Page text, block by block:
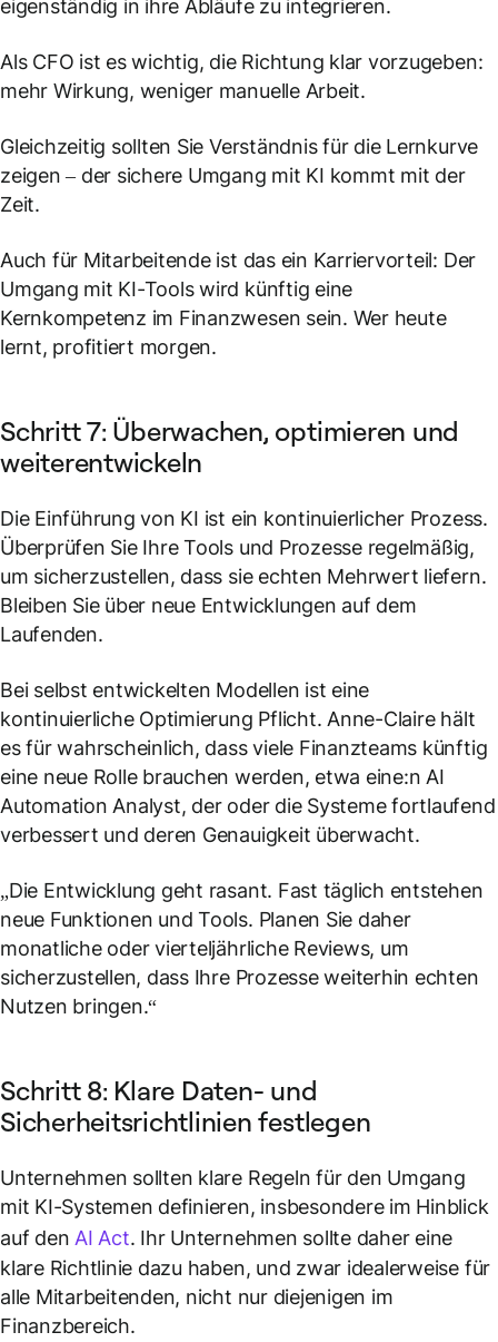
eigenständig in ihre Abläufe zu integrieren.
Als CFO ist es wichtig, die Richtung klar vorzugeben:
mehr Wirkung, weniger manuelle Arbeit.
Gleichzeitig sollten Sie Verständnis für die Lernkurve
zeigen – der sichere Umgang mit KI kommt mit der
Zeit.
Auch für Mitarbeitende ist das ein Karriervorteil: Der
Umgang mit KI-Tools wird künftig eine
Kernkompetenz im Finanzwesen sein. Wer heute
lernt, profitiert morgen.
Schritt 7: Überwachen, optimieren und
weiterentwickeln
Die Einführung von KI ist ein kontinuierlicher Prozess.
Überprüfen Sie Ihre Tools und Prozesse regelmäßig,
um sicherzustellen, dass sie echten Mehrwert liefern.
Bleiben Sie über neue Entwicklungen auf dem
Laufenden.
Bei selbst entwickelten Modellen ist eine
kontinuierliche Optimierung Pflicht. Anne-Claire hält
es für wahrscheinlich, dass viele Finanzteams künftig
eine neue Rolle brauchen werden, etwa eine:nAI
Automation Analyst, der oder die Systeme fortlaufend
verbessert und deren Genauigkeit überwacht.
„Die Entwicklung geht rasant. Fast täglich entstehen
neue Funktionen und Tools. Planen Sie daher
monatliche oder vierteljährliche Reviews, um
sicherzustellen, dass Ihre Prozesse weiterhin echten
Nutzen bringen.“
Schritt 8: Klare Daten- und
Sicherheitsrichtlinien festlegen
Unternehmen sollten klare Regeln für den Umgang
mit KI-Systemen definieren, insbesondere im Hinblick
auf denAI Act. Ihr Unternehmen sollte daher eine
klare Richtlinie dazu haben, und zwar idealerweise für
alle Mitarbeitenden, nicht nur diejenigen im
Finanzbereich.